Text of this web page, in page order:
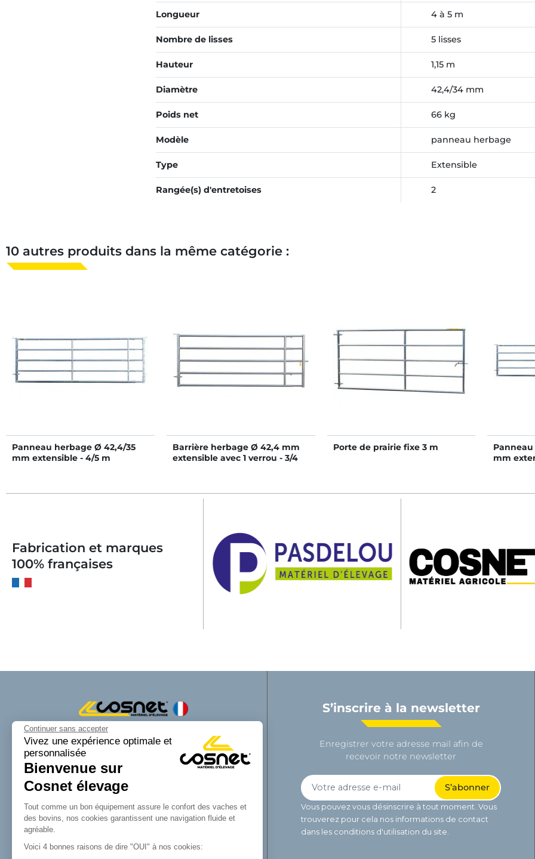
Continuer sans accepter
Vivez une expérience optimale et
personnalisée
Bienvenue sur
Cosnet élevage
Tout comme un bon équipement assure le confort des vaches et
des bovins, nos cookies garantissent une navigation fluide et
agréable.
Voici 4 bonnes raisons de dire "OUI" à nos cookies:
Longueur 4 à 5 m
Nombre de lisses 5 lisses
Hauteur 1,15 m
Diamètre 42,4/34 mm
Poids net 66 kg
Modèle panneau herbage
Type Extensible
Rangée(s) d'entretoises 2
10 autres produits dans la même catégorie :
Panneau herbage Ø 42,4/35
mm extensible - 4/5 m
Barrière herbage Ø 42,4 mm
extensible avec 1 verrou - 3/4
Porte de prairie fixe 3 m
mm
Fabrication et marques
100% françaises
Cosnet matériel d’élevage est une marque
de la SAS Cosnet. Spécialisée dans la
conception et la fabrication d’équipements
tubulaires pour les bâtiments d’élevage.
Reconnue pour son savoir-faire dans la
fabrication de râteliers de prairie de
barrières, de cornadis et de logettes.
Avec Cosnet, vous faîtes le choix d’un
innovant et de qualité. Vous trouverez tout
S’inscrire à la newsletter
Enregistrer votre adresse mail afin de
recevoir notre newsletter
Vous pouvez vous désinscrire à tout moment. Vous
trouverez pour cela nos informations de contact
dans les conditions d'utilisation du site.